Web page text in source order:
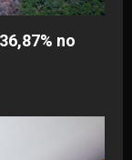
no